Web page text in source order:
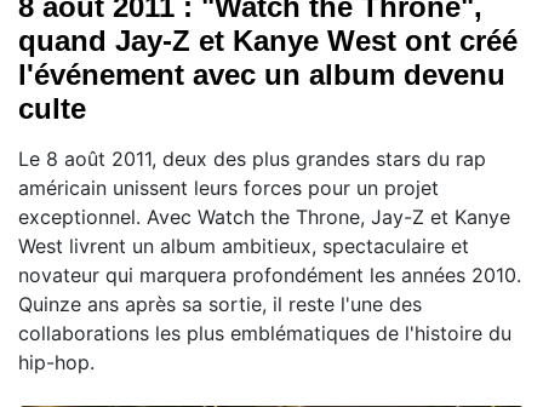
8 août 2011 : "Watch the Throne",
quand Jay-Z et Kanye West ont créé
l'événement avec un album devenu
culte
Le 8 août 2011, deux des plus grandes stars du rap
américain unissent leurs forces pour un projet
exceptionnel. Avec Watch the Throne, Jay-Z et Kanye
West livrent un album ambitieux, spectaculaire et
novateur qui marquera profondément les années 2010.
Quinze ans après sa sortie, il reste l'une des
collaborations les plus emblématiques de l'histoire du
hip-hop.